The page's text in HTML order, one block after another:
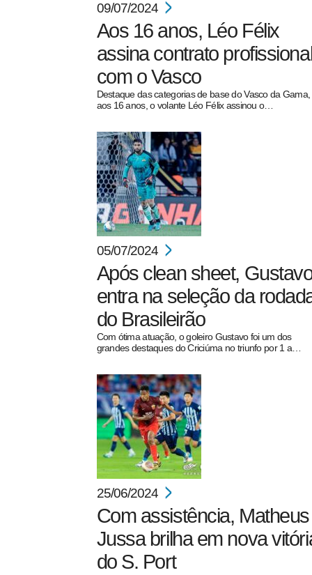
09/07/2024
Aos 16 anos, Léo Félix
assina contrato
com o Vasco
Destaque das categorias de base do Vasco da Gama,
aos 16 anos, o volante Léo Félix assinou o…
05/07/2024
Após clean sheet,
entra na seleção da
do Brasileirão
Com ótima atuação, o goleiro Gustavo foi um dos
grandes destaques do Criciúma no triunfo por 1 a…
25/06/2024
Com assistência, Matheus
Jussa brilha em nova
do S. Port